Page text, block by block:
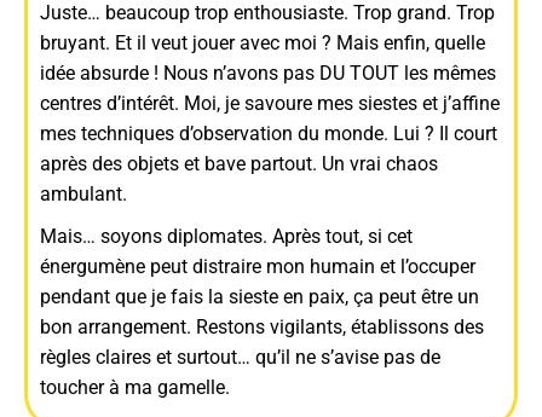
Juste… beaucoup trop enthousiaste. Trop grand. Trop
bruyant. Et il veut jouer avec moi ? Mais enfin, quelle
idée absurde ! Nous n’avons pas DU TOUT les mêmes
centres d’intérêt. Moi, je savoure mes siestes et j’affine
mes techniques d’observation du monde. Lui ? Il court
après des objets et bave partout. Un vrai chaos
ambulant.
Mais… soyons diplomates. Après tout, si cet
énergumène peut distraire mon humain et l’occuper
pendant que je fais la sieste en paix, ça peut être un
bon arrangement. Restons vigilants, établissons des
règles claires et surtout… qu’il ne s’avise pas de
toucher à ma gamelle.